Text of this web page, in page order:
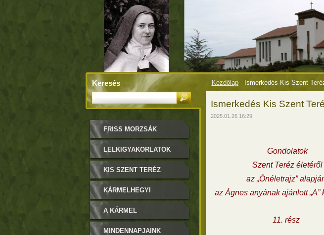
Kezdőlap - Ismerkedés Kis Szent
Ismerkedés Kis Szent
2025.01.26 16:29
Gondolatok
Szent Teréz életéről
az „Önéletrajz”
az Ágnes anyának ajánlott „A”
11. rész
FRISS MORZSÁK
LELKIGYAKORLATOK
KIS SZENT TERÉZ
KÁRMELHEGYI
BOLDOGASSZONY
A KÁRMEL
MINDENNAPJAINK
Keresés